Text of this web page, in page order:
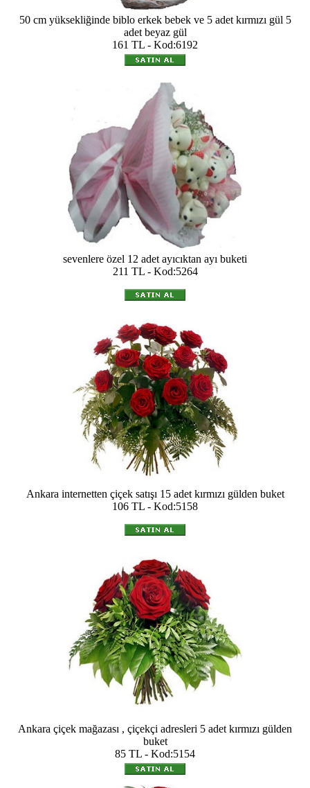
50 cm yüksekliğinde biblo erkek bebek ve 5 adet kırmızı gül 5
adet beyaz gül
161 TL - Kod:6192
sevenlere özel 12 adet ayıcıktan ayı buketi
211 TL - Kod:5264
Ankara internetten çiçek satışı 15 adet kırmızı gülden buket
106 TL - Kod:5158
Ankara çiçek mağazası , çiçekçi adresleri 5 adet kırmızı gülden
buket
85 TL - Kod:5154